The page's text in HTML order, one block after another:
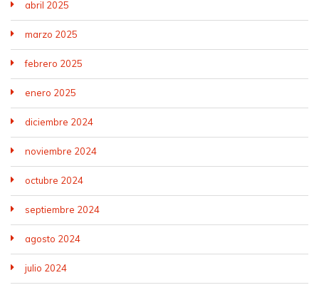
abril 2025
marzo 2025
febrero 2025
enero 2025
diciembre 2024
noviembre 2024
octubre 2024
septiembre 2024
agosto 2024
julio 2024